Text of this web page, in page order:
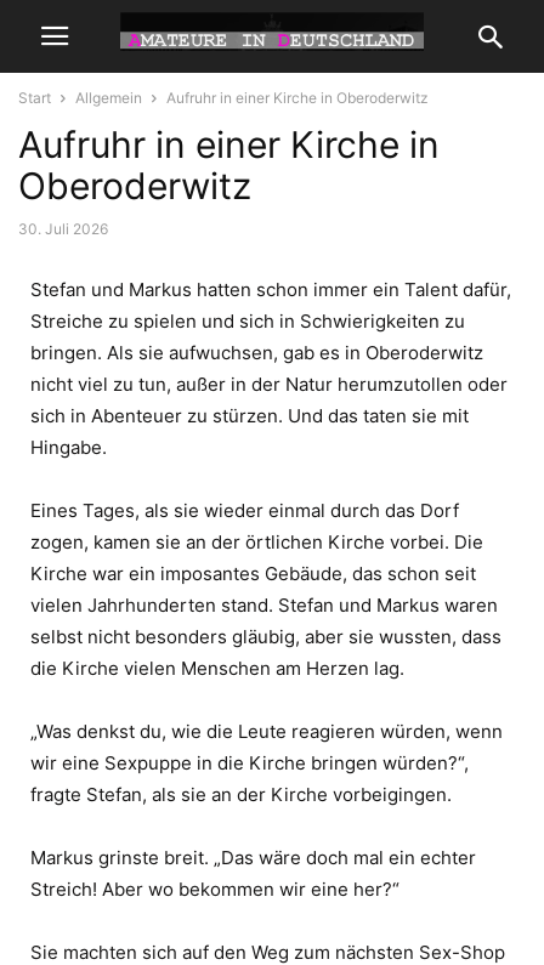
Start Allgemein Aufruhr in einer Kirche in Oberoderwitz
Aufruhr in einer Kirche in
Oberoderwitz
30. Juli 2026
Stefan und Markus hatten schon immer ein Talent dafür,
Streiche zu spielen und sich in Schwierigkeiten zu
bringen. Als sie aufwuchsen, gab es in Oberoderwitz
nicht viel zu tun, außer in der Natur herumzutollen oder
sich in Abenteuer zu stürzen. Und das taten sie mit
Hingabe.
Eines Tages, als sie wieder einmal durch das Dorf
zogen, kamen sie an der örtlichen Kirche vorbei. Die
Kirche war ein imposantes Gebäude, das schon seit
vielen Jahrhunderten stand. Stefan und Markus waren
selbst nicht besonders gläubig, aber sie wussten, dass
die Kirche vielen Menschen am Herzen lag.
„Was denkst du, wie die Leute reagieren würden, wenn
wir eine Sexpuppe in die Kirche bringen würden?“,
fragte Stefan, als sie an der Kirche vorbeigingen.
Markus grinste breit. „Das wäre doch mal ein echter
Streich! Aber wo bekommen wir eine her?“
Sie machten sich auf den Weg zum nächsten Sex-Shop